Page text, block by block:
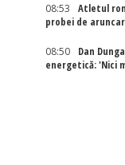
08:53
Atletul
probei de
08:50
Dan
energetică: 'Nici